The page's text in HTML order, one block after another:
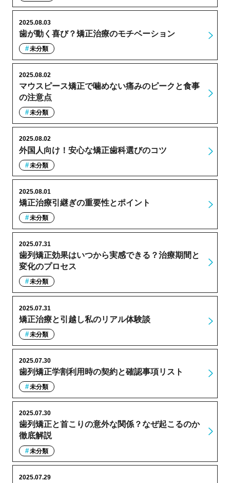
歯が動く喜び？矯正治療のモチベーション
2025.08.03
未分類
マウスピース矯正で噛めない痛みのピークと食事
の注意点
2025.08.02
未分類
外国人向け！安心な矯正歯科選びのコツ
2025.08.02
未分類
矯正治療引継ぎの重要性とポイント
2025.08.01
未分類
歯列矯正効果はいつから実感できる？治療期間と
変化のプロセス
2025.07.31
未分類
矯正治療と引越し私のリアル体験談
2025.07.31
未分類
歯列矯正学割利用時の契約と確認事項リスト
2025.07.30
未分類
歯列矯正と首こりの意外な関係？なぜ起こるのか
徹底解説
2025.07.30
未分類
2025.07.29